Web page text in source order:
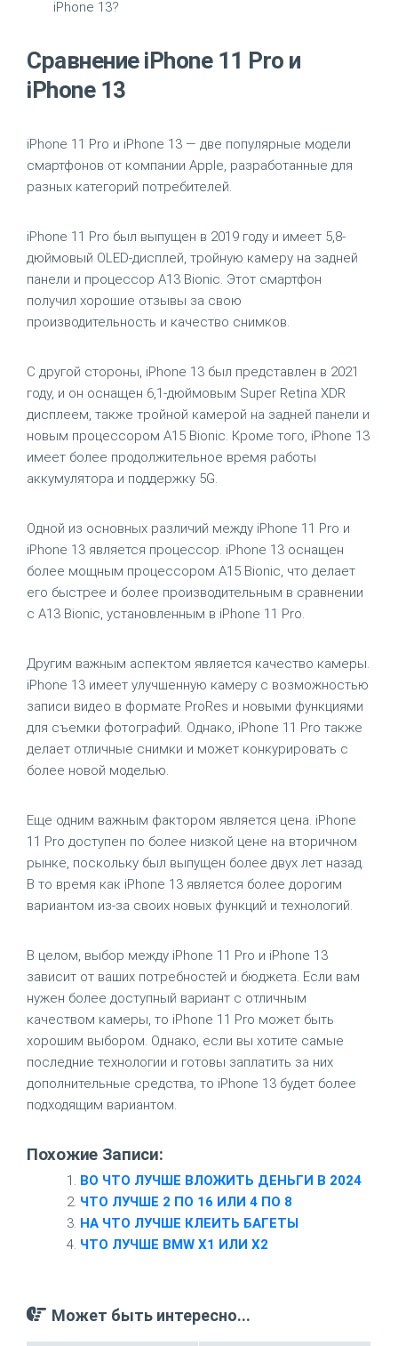
iPhone 13?
Сравнение iPhone 11 Pro и
iPhone 13
iPhone 11 Pro и iPhone 13 — две популярные модели
смартфонов от компании Apple, разработанные для
разных категорий потребителей.
iPhone 11 Pro был выпущен в 2019 году и имеет 5,8-
дюймовый OLED-дисплей, тройную камеру на задней
панели и процессор A13 Bionic. Этот смартфон
получил хорошие отзывы за свою
производительность и качество снимков.
С другой стороны, iPhone 13 был представлен в 2021
году, и он оснащен 6,1-дюймовым Super Retina XDR
дисплеем, также тройной камерой на задней панели и
новым процессором A15 Bionic. Кроме того, iPhone 13
имеет более продолжительное время работы
аккумулятора и поддержку 5G.
Одной из основных различий между iPhone 11 Pro и
iPhone 13 является процессор. iPhone 13 оснащен
более мощным процессором A15 Bionic, что делает
его быстрее и более производительным в сравнении
с A13 Bionic, установленным в iPhone 11 Pro.
Другим важным аспектом является качество камеры.
iPhone 13 имеет улучшенную камеру с возможностью
записи видео в формате ProRes и новыми функциями
для съемки фотографий. Однако, iPhone 11 Pro также
делает отличные снимки и может конкурировать с
более новой моделью.
Еще одним важным фактором является цена. iPhone
11 Pro доступен по более низкой цене на вторичном
рынке, поскольку был выпущен более двух лет назад.
В то время как iPhone 13 является более дорогим
вариантом из-за своих новых функций и технологий.
В целом, выбор между iPhone 11 Pro и iPhone 13
зависит от ваших потребностей и бюджета. Если вам
нужен более доступный вариант с отличным
качеством камеры, то iPhone 11 Pro может быть
хорошим выбором. Однако, если вы хотите самые
последние технологии и готовы заплатить за них
дополнительные средства, то iPhone 13 будет более
подходящим вариантом.
Похожие Записи:
ВО ЧТО ЛУЧШЕ ВЛОЖИТЬ ДЕНЬГИ В 2024
ЧТО ЛУЧШЕ 2 ПО 16 ИЛИ 4 ПО 8
НА ЧТО ЛУЧШЕ КЛЕИТЬ БАГЕТЫ
ЧТО ЛУЧШЕ BMW X1 ИЛИ X2
Может быть интересно...